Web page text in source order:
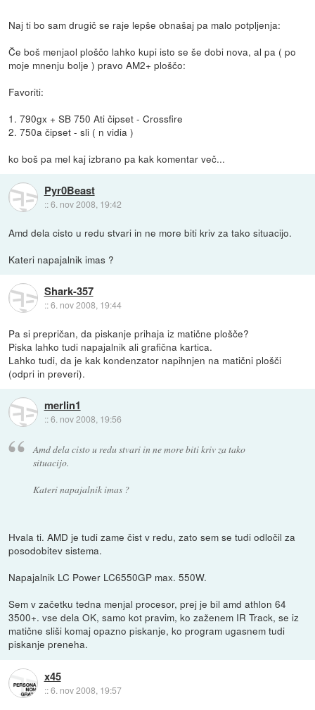
Naj ti bo sam drugič se raje lepše obnašaj pa malo potpljenja:
Če boš menjaol ploščo lahko kupi isto se še dobi nova, al pa ( po
moje mnenju bolje ) pravo AM2+ ploščo:
Favoriti:
1. 790gx + SB 750 Ati čipset - Crossfire
2. 750a čipset - sli ( n vidia )
ko boš pa mel kaj izbrano pa kak komentar več...
Pyr0Beast
::6. nov 2008, 19:42
Amd dela cisto u redu stvari in ne more biti kriv za tako situacijo.
Kateri napajalnik imas ?
Shark-357
::6. nov 2008, 19:44
Pa si prepričan, da piskanje prihaja iz matične plošče?
Piska lahko tudi napajalnik ali grafična kartica.
Lahko tudi, da je kak kondenzator napihnjen na matični plošči
(odpri in preveri).
merlin1
::6. nov 2008, 19:56
Amd dela cisto u redu stvari in ne more biti kriv za tako
situacijo.
Kateri napajalnik imas ?
Hvala ti. AMD je tudi zame čist v redu, zato sem se tudi odločil za
posodobitev sistema.
Napajalnik LC Power LC6550GP max. 550W.
Sem v začetku tedna menjal procesor, prej je bil amd athlon 64
3500+. vse dela OK, samo kot pravim, ko zaženem IR Track, se iz
matične sliši komaj opazno piskanje, ko program ugasnem tudi
piskanje preneha.
x45
::6. nov 2008, 19:57